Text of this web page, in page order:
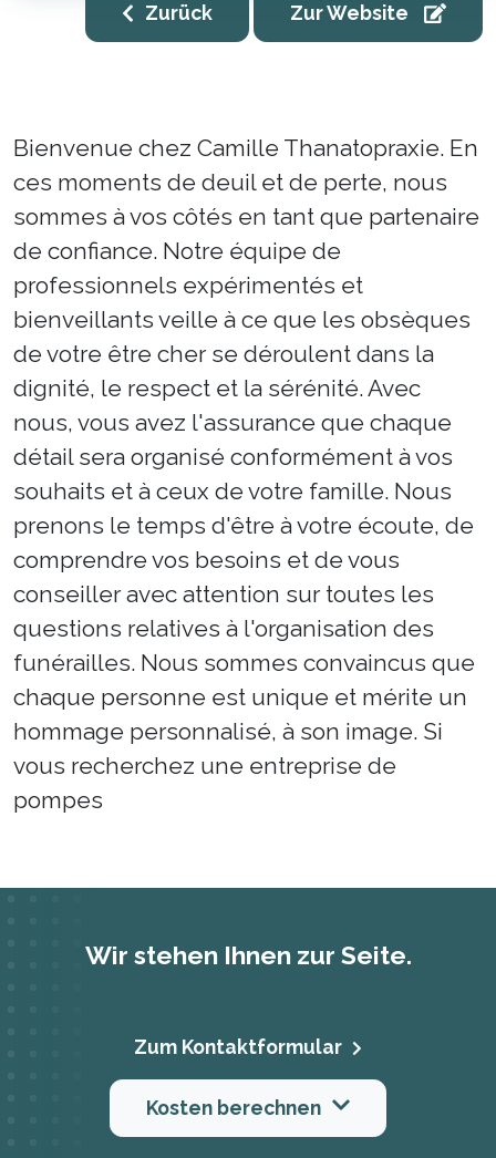
Zurück Zur Website
Bienvenue chez Camille Thanatopraxie. En
ces moments de deuil et de perte, nous
sommes à vos côtés en tant que partenaire
de confiance. Notre équipe de
professionnels expérimentés et
bienveillants veille à ce que les obsèques
de votre être cher se déroulent dans la
dignité, le respect et la sérénité. Avec
nous, vous avez l'assurance que chaque
détail sera organisé conformément à vos
souhaits et à ceux de votre famille. Nous
prenons le temps d'être à votre écoute, de
comprendre vos besoins et de vous
conseiller avec attention sur toutes les
questions relatives à l'organisation des
funérailles. Nous sommes convaincus que
chaque personne est unique et mérite un
hommage personnalisé, à son image. Si
vous recherchez une entreprise de
pompes
Wir stehen Ihnen zur Seite.
Zum Kontaktformular
Kosten berechnen